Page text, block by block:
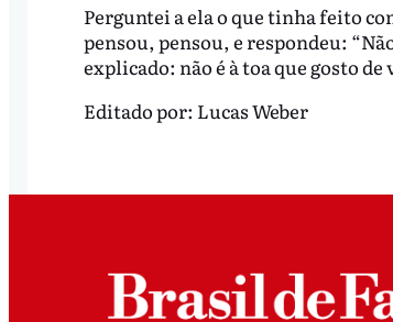
Perguntei a ela o que tinha feito
pensou, pensou, e respondeu:
explicado: não é à toa que gosto de
Editado por: Lucas Weber